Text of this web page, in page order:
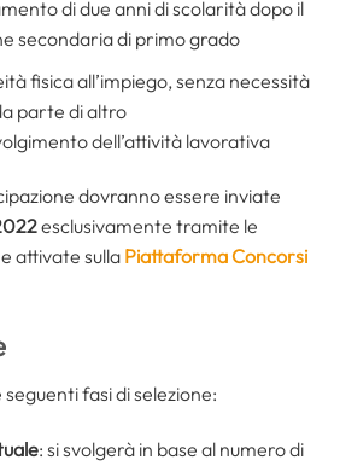
di due anni di scolarità dopo il
secondaria di primo grado
fisica all’impiego, senza necessità
parte di altro
dell’attività lavorativa
dovranno essere inviate
esclusivamente tramite le
attivate sullaPiattaforma Concorsi
fasi di selezione:
: si svolgerà in base al numero di